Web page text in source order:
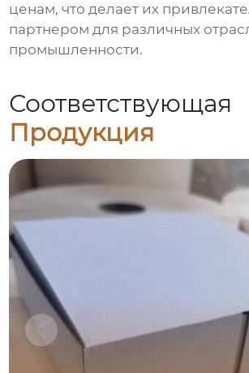
ценам, что делает их
партнером для различных
промышленности.
Соответствующая
Продукция